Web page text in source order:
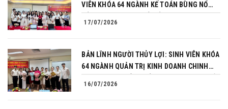
VIÊN KHÓA 64 NGÀNH KẾ TOÁN BÙNG NỔ
17/07/2026
BẢN LĨNH NGƯỜI THỦY LỢI: SINH VIÊN KHÓA
64 NGÀNH QUẢN TRỊ KINH DOANH CHINH
16/07/2026